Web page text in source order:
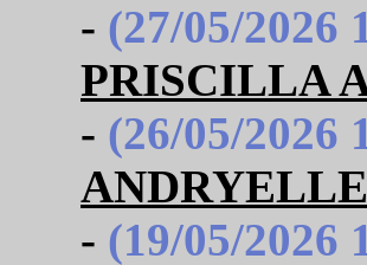
- (27/05/2026
PRISCILLA
- (26/05/2026
- (19/05/2026